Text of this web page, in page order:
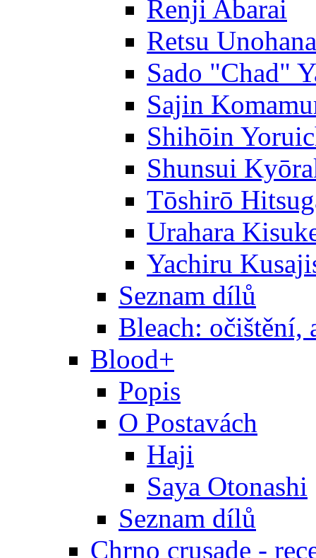
Renji Abarai
Retsu Unohana
Sado "Chad"
Sajin
Shihōin
Shunsui
Tōshirō
Urahara
Yachiru
Seznam dílů
Bleach: očištění,
Blood+
Popis
O Postavách
Haji
Saya Otonashi
Seznam dílů
Chrno crusade -